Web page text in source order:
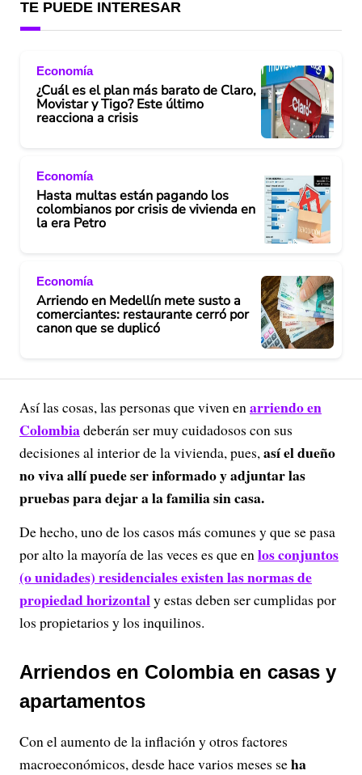
TE PUEDE INTERESAR
Economía
¿Cuál es el plan más barato de Claro,
Movistar y Tigo? Este último
reacciona a crisis
Economía
Hasta multas están pagando los
colombianos por crisis de vivienda en
la era Petro
Economía
Arriendo en Medellín mete susto a
comerciantes: restaurante cerró por
canon que se duplicó
Así las cosas, las personas que viven enarriendo en
Colombiadeberán ser muy cuidadosos con sus
decisiones al interior de la vivienda, pues,así el dueño
no viva allí puede ser informado y adjuntar las
pruebas para dejar a la familia sin casa.
De hecho, uno de los casos más comunes y que se pasa
por alto la mayoría de las veces es que enlos conjuntos
(o unidades) residenciales existen las normas de
propiedad horizontaly estas deben ser cumplidas por
los propietarios y los inquilinos.
Arriendos en Colombia en casas y
apartamentos
Con el aumento de la inflación y otros factores
macroeconómicos, desde hace varios meses seha